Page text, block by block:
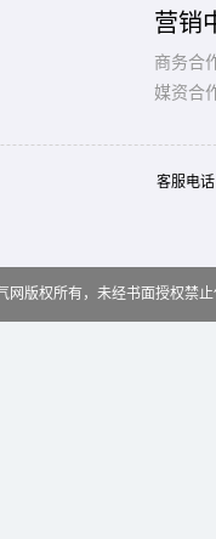
营销
商务合
媒资合
客服电
网版权所有，未经书面授权